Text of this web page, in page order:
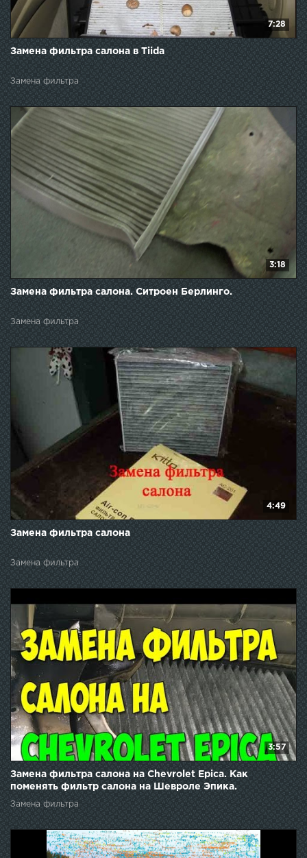
7:28
Замена фильтра салона в Tiida
Замена фильтра
3:18
Замена фильтра салона. Ситроен Берлинго.
Замена фильтра
4:49
Замена фильтра салона
Замена фильтра
3:57
Замена фильтра салона на Chevrolet Epica. Как
поменять фильтр салона на Шевроле Эпика.
Замена фильтра